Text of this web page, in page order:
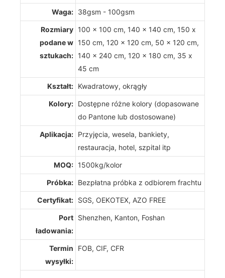
Waga: 38gsm - 100gsm
Rozmiary
podane w
sztukach:
100 x 100 cm, 140 x 140 cm, 150 x
150 cm, 120 x 120 cm, 50 x 120 cm,
140 x 240 cm, 120 x 180 cm, 35 x
45 cm
Kształt: Kwadratowy, okrągły
Kolory: Dostępne różne kolory (dopasowane
do Pantone lub dostosowane)
Aplikacja: Przyjęcia, wesela, bankiety,
restauracja, hotel, szpital itp
MOQ: 1500kg/kolor
Próbka: Bezpłatna próbka z odbiorem frachtu
Certyfikat: SGS, OEKOTEX, AZO FREE
Port
ładowania:
Shenzhen, Kanton, Foshan
Termin
wysyłki:
FOB, CIF, CFR